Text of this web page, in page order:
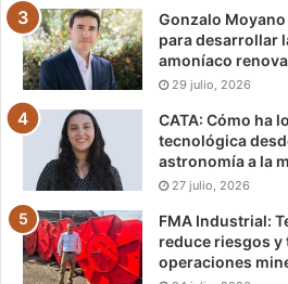
Gonzalo Moyano
para desarrollar
amoníaco
29 julio, 2026
CATA: Cómo ha
tecnológica
astronomía a la
27 julio, 2026
FMA Industrial:
reduce riesgos y
operaciones